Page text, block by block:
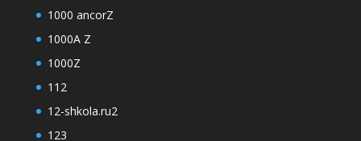
1000 ancorZ
1000A Z
1000Z
112
12-shkola.ru2
123